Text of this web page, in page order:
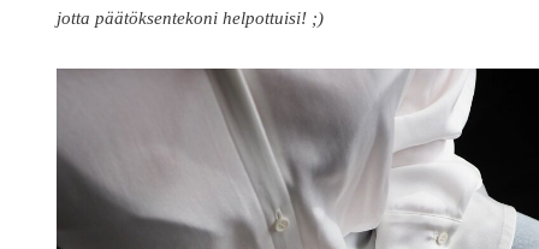
jotta päätöksentekoni helpottuisi! ;)